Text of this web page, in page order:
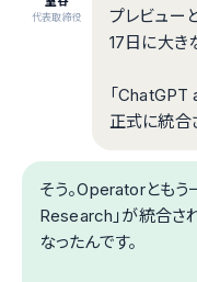
代表取締役
プレビュー
17日に大き
「ChatGPT
正式に統合
そう。Operatorとも
Research」が統合さ
なったんです。